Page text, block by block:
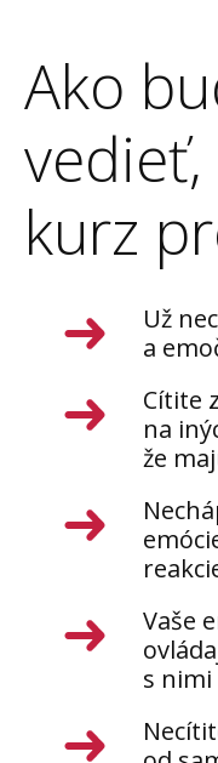
Ako
kurz
Už
a
Cítite
na
že
Vaše
s nimi